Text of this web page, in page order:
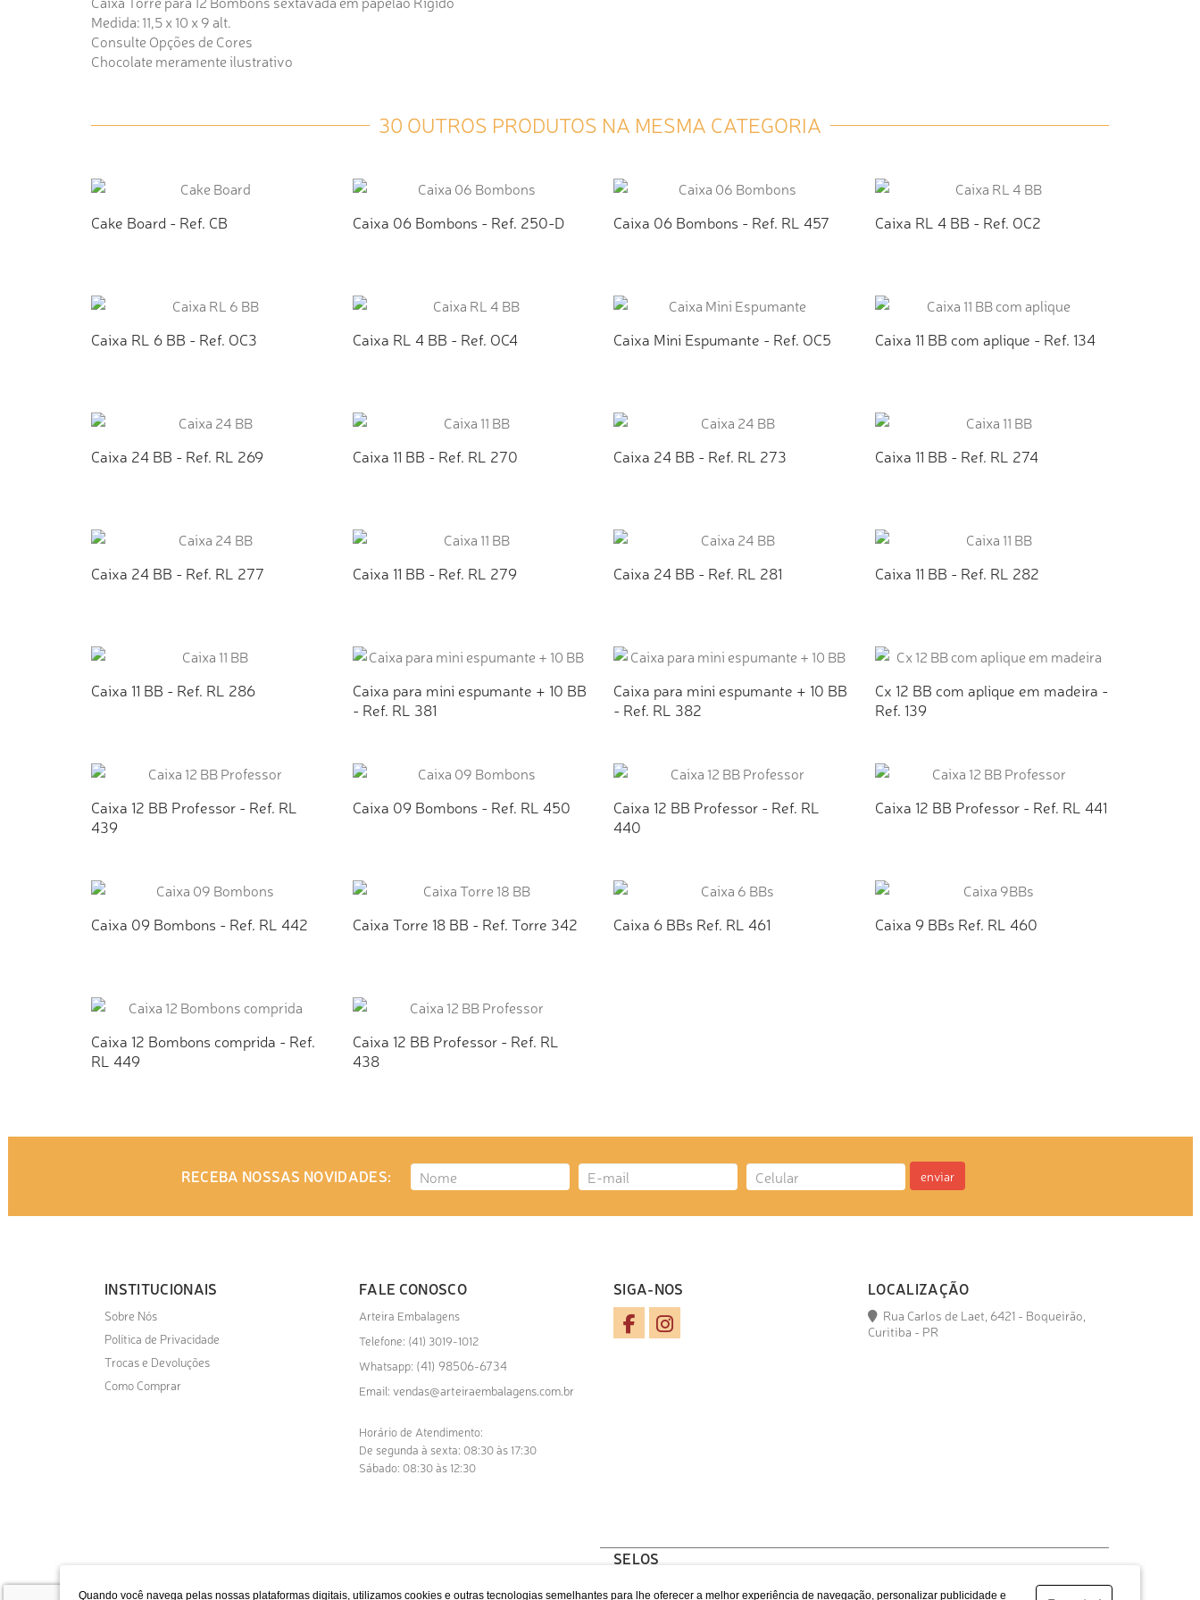
Quando você navega pelas nossas plataformas digitais, utilizamos cookies e outras tecnologias semelhantes para lhe oferecer a melhor experiência de navegação, personalizar publicidade e
Medida: 11,5 x 10 x 9 alt.
Consulte Opções de Cores
Chocolate meramente ilustrativo
30 OUTROS PRODUTOS NA MESMA CATEGORIA
Cake Board - Ref. CB Caixa 06 Bombons - Ref. 250-D Caixa 06 Bombons - Ref. RL 457 Caixa RL 4 BB - Ref. OC2
Caixa RL 6 BB - Ref. OC3 Caixa RL 4 BB - Ref. OC4 Caixa Mini Espumante - Ref. OC5 Caixa 11 BB com aplique - Ref. 134
Caixa 24 BB - Ref. RL 269 Caixa 11 BB - Ref. RL 270 Caixa 24 BB - Ref. RL 273 Caixa 11 BB - Ref. RL 274
Caixa 24 BB - Ref. RL 277 Caixa 11 BB - Ref. RL 279 Caixa 24 BB - Ref. RL 281 Caixa 11 BB - Ref. RL 282
Caixa 11 BB - Ref. RL 286
Caixa para mini espumante + 10 BB
- Ref. RL 381
Caixa para mini espumante + 10 BB
- Ref. RL 382
Cx 12 BB com aplique em madeira -
Ref. 139
Caixa 12 BB Professor - Ref. RL
439
Caixa 09 Bombons - Ref. RL 450
Caixa 12 BB Professor - Ref. RL
440
Caixa 12 BB Professor - Ref. RL 441
Caixa 09 Bombons - Ref. RL 442 Caixa Torre 18 BB - Ref. Torre 342 Caixa 6 BBs Ref. RL 461 Caixa 9 BBs Ref. RL 460
Caixa 12 Bombons comprida - Ref.
RL 449
Caixa 12 BB Professor - Ref. RL
438
RECEBA NOSSAS NOVIDADES: enviar
INSTITUCIONAIS
Sobre Nós
Política de Privacidade
Trocas e Devoluções
Como Comprar
FALE CONOSCO
Arteira Embalagens
Telefone: (41) 3019-1012
Whatsapp: (41) 98506-6734
Email: vendas@arteiraembalagens.com.br
Horário de Atendimento:
De segunda à sexta: 08:30 às 17:30
Sábado: 08:30 às 12:30
SIGA-NOS LOCALIZAÇÃO
Rua Carlos de Laet, 6421 - Boqueirão,
Curitiba - PR
SELOS